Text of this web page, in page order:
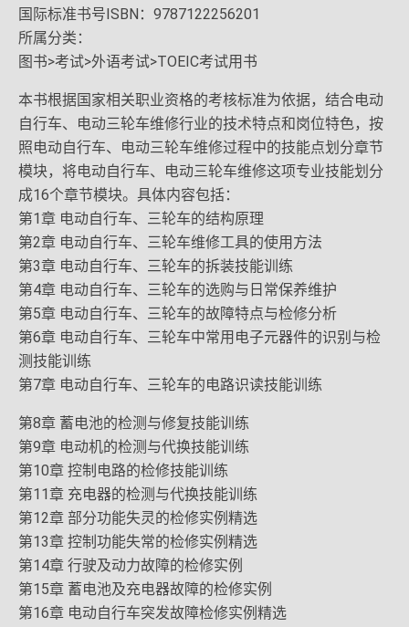
国际标准书号ISBN：9787122256201
所属分类：
图书>考试>外语考试>TOEIC考试用书
本书根据国家相关职业资格的考核标准为依据，结合电动
自行车、电动三轮车维修行业的技术特点和岗位特色，按
照电动自行车、电动三轮车维修过程中的技能点划分章节
模块，将电动自行车、电动三轮车维修这项专业技能划分
成16个章节模块。具体内容包括：
第1章 电动自行车、三轮车的结构原理
第2章 电动自行车、三轮车维修工具的使用方法
第3章 电动自行车、三轮车的拆装技能训练
第4章 电动自行车、三轮车的选购与日常保养维护
第5章 电动自行车、三轮车的故障特点与检修分析
第6章 电动自行车、三轮车中常用电子元器件的识别与检
测技能训练
第7章 电动自行车、三轮车的电路识读技能训练
第8章 蓄电池的检测与修复技能训练
第9章 电动机的检测与代换技能训练
第10章 控制电路的检修技能训练
第11章 充电器的检测与代换技能训练
第12章 部分功能失灵的检修实例精选
第13章 控制功能失常的检修实例精选
第14章 行驶及动力故障的检修实例
第15章 蓄电池及充电器故障的检修实例
第16章 电动自行车突发故障检修实例精选